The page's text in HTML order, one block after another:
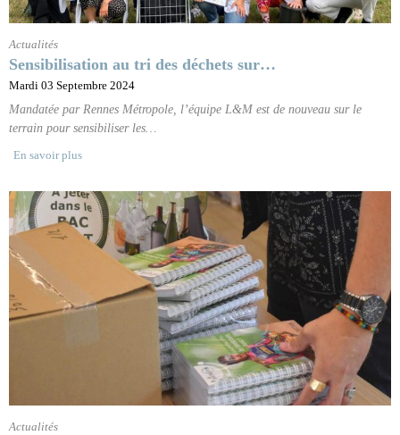
Actualités
Sensibilisation au tri des déchets sur…
Mardi 03 Septembre 2024
Mandatée par Rennes Métropole, l’équipe L&M est de nouveau sur le
terrain pour sensibiliser les…
En savoir plus
Actualités